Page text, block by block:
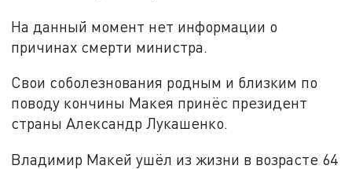
На данный момент нет информации о
причинах смерти министра.
Свои соболезнования родным и близким по
поводу кончины Макея принёс президент
страны Александр Лукашенко.
Владимир Макей ушёл из жизни в возрасте 64